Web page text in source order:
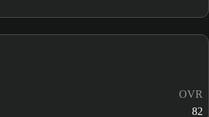
OVR
82